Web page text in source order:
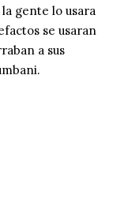
gente lo usara
se usaran
a sus